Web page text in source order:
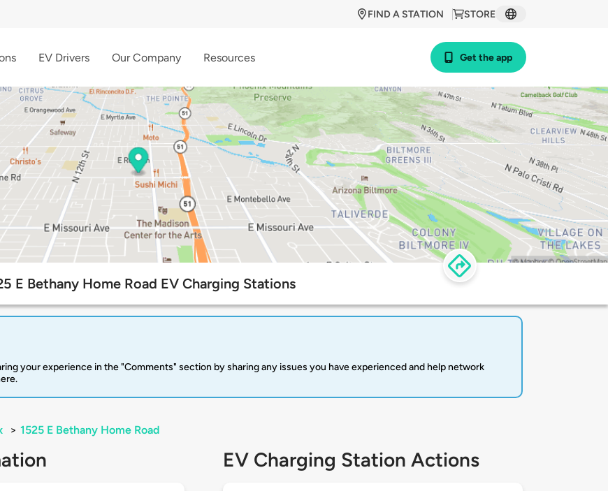
STORE
FIND A STATION
EV Drivers Our Company Resources Get the app
E Bethany Home Road EV Charging Stations
your experience in the "Comments" section by sharing any issues you have experienced and help network
> 1525 E Bethany Home Road
EV Charging Station Actions